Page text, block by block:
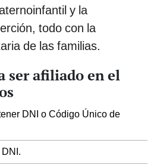
y la
todo con la
de las familias.
ser afiliado en el
DNI o Código Único de